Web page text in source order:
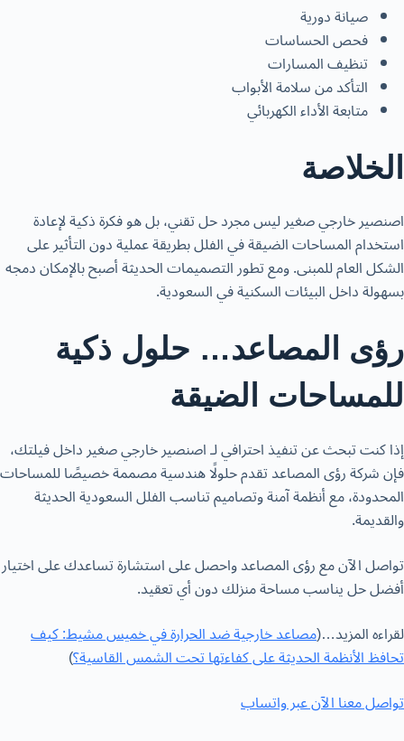
صيانة دورية
فحص الحساسات
تنظيف المسارات
التأكد من سلامة الأبواب
متابعة الأداء الكهربائي
الخلاصة
اصنصير خارجي صغير ليس مجرد حل تقني، بل هو فكرة ذكية لإعادة
استخدام المساحات الضيقة في الفلل بطريقة عملية دون التأثير على
الشكل العام للمبنى. ومع تطور التصميمات الحديثة أصبح بالإمكان دمجه
بسهولة داخل البيئات السكنية في السعودية.
رؤى المصاعد… حلول ذكية
للمساحات الضيقة
إذا كنت تبحث عن تنفيذ احترافي لـ اصنصير خارجي صغير داخل فيلتك،
فإن شركة رؤى المصاعد تقدم حلولًا هندسية مصممة خصيصًا للمساحات
المحدودة، مع أنظمة آمنة وتصاميم تناسب الفلل السعودية الحديثة
والقديمة.
تواصل الآن مع رؤى المصاعد واحصل على استشارة تساعدك على اختيار
أفضل حل يناسب مساحة منزلك دون أي تعقيد.
لقراءه المزيد…(مصاعد خارجية ضد الحرارة في خميس مشيط: كيف
تحافظ الأنظمة الحديثة على كفاءتها تحت الشمس القاسية؟)
تواصل معنا الآن عبر واتساب